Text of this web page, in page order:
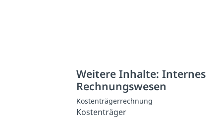
Weitere Inhalte: Internes
Rechnungswesen
Kostenträgerrechnung
Kostenträger